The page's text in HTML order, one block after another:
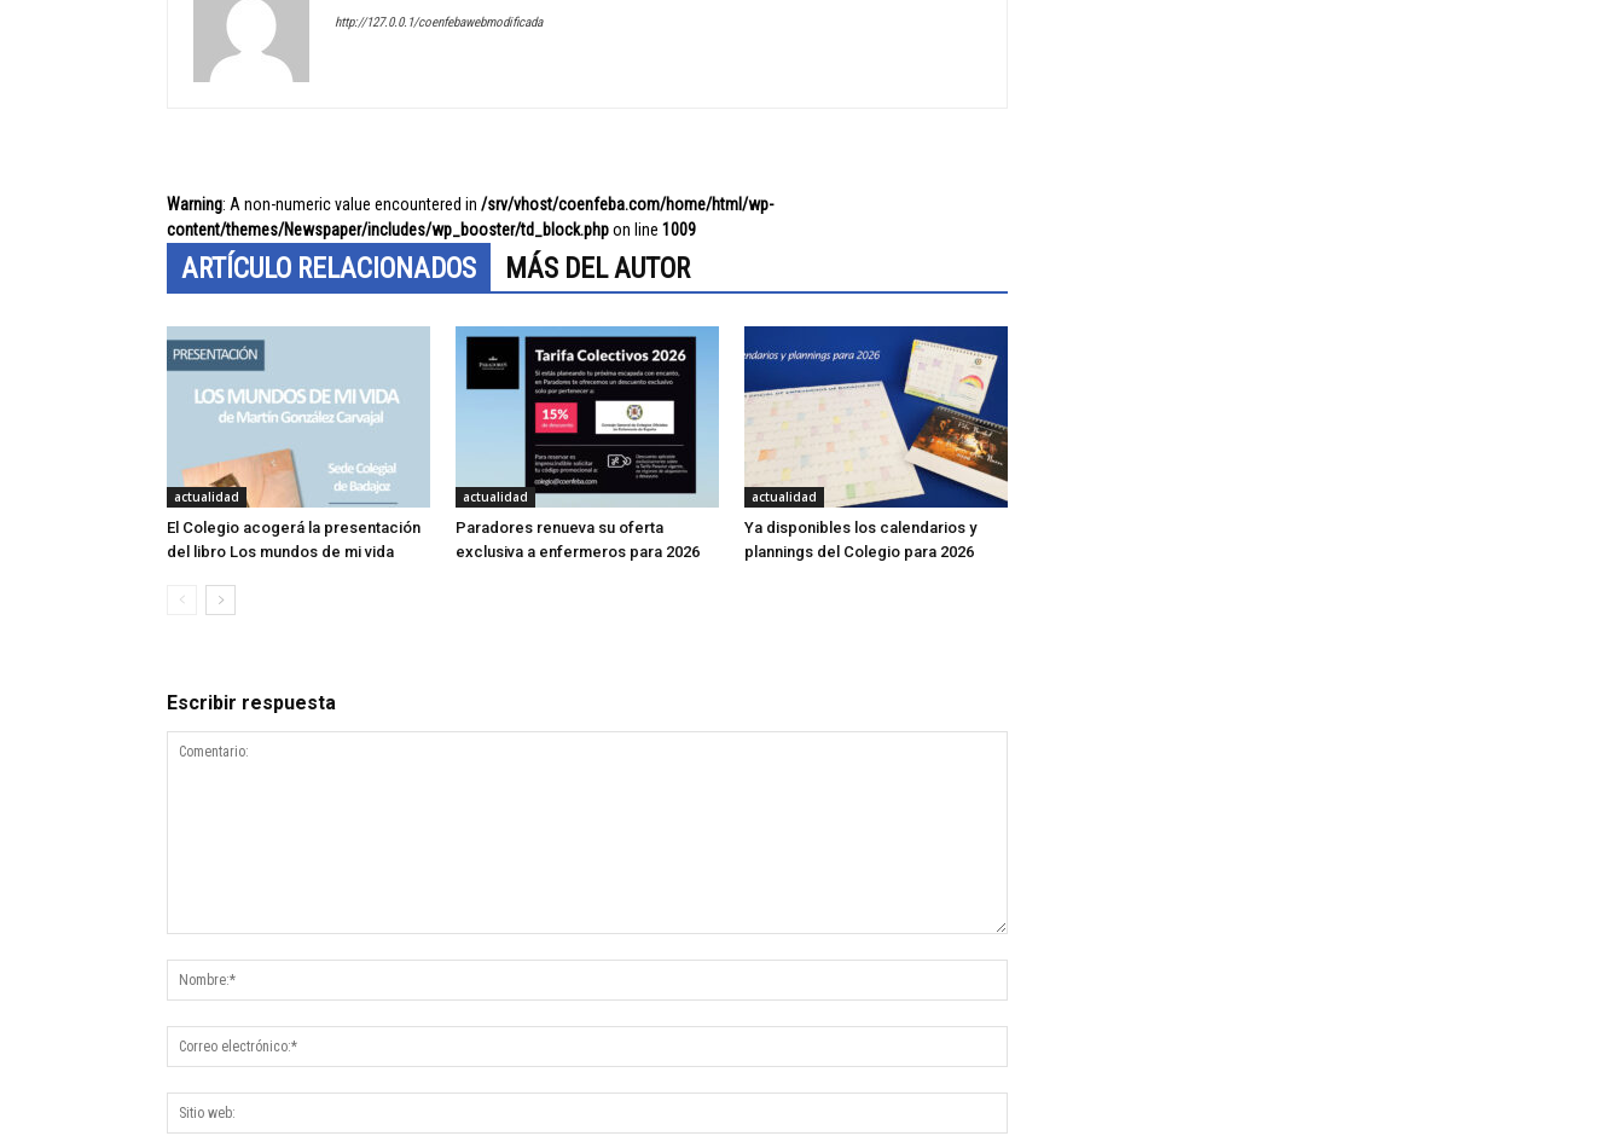
http://127.0.0.1/coenfebawebmodificada
Warning: A non-numeric value encountered in /srv/vhost/coenfeba.com/home/html/wp-
content/themes/Newspaper/includes/wp_booster/td_block.phpon line 1009
ARTÍCULO RELACIONADOS MÁS DEL AUTOR
actualidad
El Colegio acogerá la presentación
del libro Los mundos de mi vida
actualidad
Paradores renueva su oferta
exclusiva a enfermeros para 2026
actualidad
Ya disponibles los calendarios y
plannings del Colegio para 2026
Escribir respuesta